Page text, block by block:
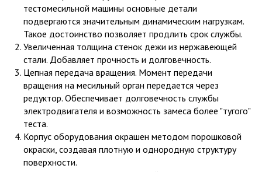
тестомесильной машины основные детали
подвергаются значительным динамическим нагрузкам.
Такое достоинство позволяет продлить срок службы.
Увеличенная толщина стенок дежи из нержавеющей
стали. Добавляет прочность и долговечность.
Цепная передача вращения. Момент передачи
вращения на месильный орган передается через
редуктор. Обеспечивает долговечность службы
электродвигателя и возможность замеса более "тугого"
теста.
Корпус оборудования окрашен методом порошковой
окраски, создавая плотную и однородную структуру
поверхности.